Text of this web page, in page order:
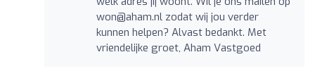
won@aham.nlzodat wij jou verder
kunnen helpen? Alvast bedankt. Met
vriendelijke groet, Aham Vastgoed